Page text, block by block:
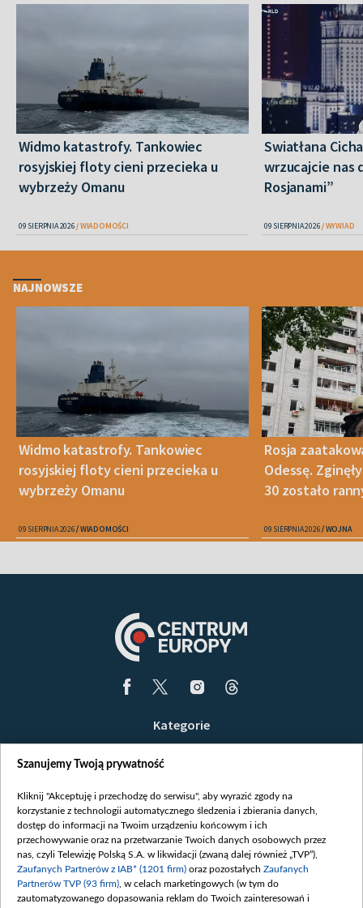
Widmo katastrofy. Tankowiec
rosyjskiej floty cieni przecieka u
wybrzeży Omanu
09 SIERPNIA 2026 WIADOMOŚCI
Swiatłana
wrzucajcie nas
Rosjanami”
09 SIERPNIA 2026 WYWIAD
NAJNOWSZE
Widmo katastrofy. Tankowiec
rosyjskiej floty cieni przecieka u
wybrzeży Omanu
09 SIERPNIA 2026 WIADOMOŚCI
Rosja
Odessę.
30 zostało
09 SIERPNIA 2026 WOJNA
Kategorie
Opinie
Białoruś / Polska
Czytelnia
Centrum Europy
O nas
Szanujemy Twoją prywatność
Kliknij "Akceptuję i przechodzę do serwisu", aby wyrazić zgody na
korzystanie z technologii automatycznego śledzenia i zbierania danych,
dostęp do informacji na Twoim urządzeniu końcowym i ich
przechowywanie oraz na przetwarzanie Twoich danych osobowych przez
nas, czyli Telewizję Polską S.A. w likwidacji (zwaną dalej również „TVP”),
Zaufanych Partnerów z IAB* (1201 firm) oraz pozostałych Zaufanych
Partnerów TVP (93 firm) , w celach marketingowych (w tym do
zautomatyzowanego dopasowania reklam do Twoich zainteresowań i